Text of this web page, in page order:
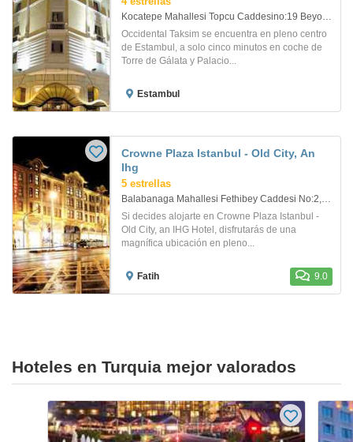
Occidental Taksim se encuentra en pleno centro
de Estambul, a solo cinco minutos en coche de
Torre de Gálata y Palacio...
Estambul
Crowne Plaza Istanbul - Old City, An
Ihg
5 estrellas
Si decides alojarte en Crowne Plaza Istanbul -
Old City, an IHG Hotel, disfrutarás de una
magnífica ubicación en pleno...
Fatih 9.0
Hoteles en Turquia mejor valorados